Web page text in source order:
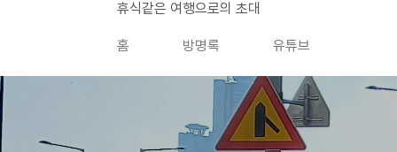
휴식같은 여행으로의 초대
홈 방명록 유튜브